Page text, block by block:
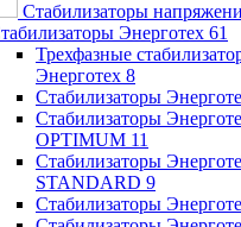
Стабилизаторы
Энерготех 61
Трехфазные
Энерготех 8
Стабилизаторы
Стабилизаторы
OPTIMUM 11
Стабилизаторы
STANDARD 9
Стабилизаторы